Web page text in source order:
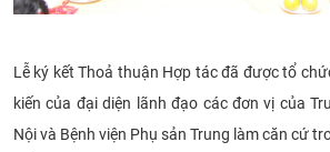
Lễ ký kết Thoả thuận Hợp tác đã được tổ
kiến của đại diện lãnh đạo các đơn vị của
Nội và Bệnh viện Phụ sản Trung làm căn cứ